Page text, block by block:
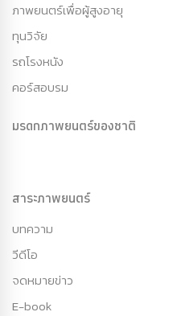
ภาพยนตร์เพื่อผู้สูงอายุ
ทุนวิจัย
รถโรงหนัง
คอร์สอบรม
มรดกภาพยนตร์ของชาติ
สาระภาพยนตร์
บทความ
วีดีโอ
จดหมายข่าว
E-book